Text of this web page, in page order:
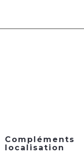
Compléments
localisation